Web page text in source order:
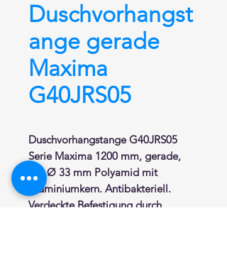
Duschvorhangst
ange gerade
Maxima
G40JRS05
Duschvorhangstange G40JRS05
Serie Maxima 1200 mm, gerade,
aus Ø 33 mm Polyamid mit
Aluminiumkern. Antibakteriell.
Verdeckte Befestigung durch